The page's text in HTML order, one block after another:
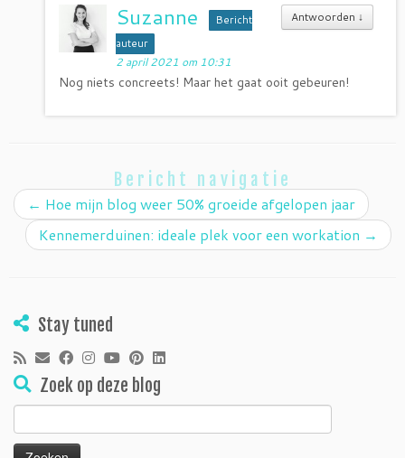
Antwoorden ↓
Suzanne
Bericht
auteur
2 april 2021 om 10:31
Nog niets concreets! Maar het gaat ooit gebeuren!
Bericht navigatie
← Hoe mijn blog weer 50% groeide afgelopen jaar
Kennemerduinen: ideale plek voor een workation →
Stay tuned
Zoek op deze blog
Zoeken
naar: